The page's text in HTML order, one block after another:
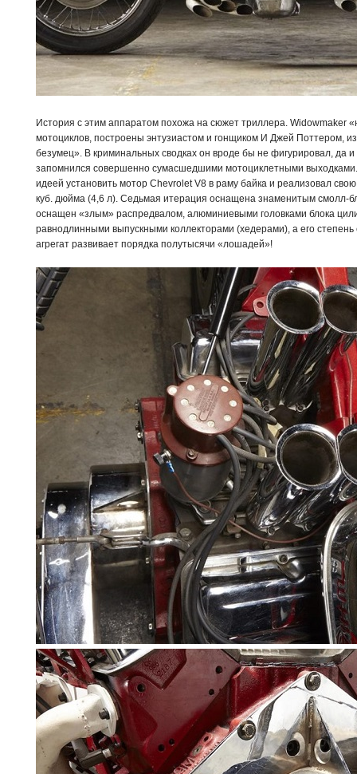
История с этим аппаратом похожа на сюжет триллера. Widowmaker
мотоциклов, построены энтузиастом и гонщиком И Джей Поттером,
безумец». В криминальных сводках он вроде бы не фигурировал, да
запомнился совершенно сумасшедшими мотоциклетными
идеей установить мотор Chevrolet V8 в раму байка и реализовал
куб. дюйма (4,6 л). Седьмая итерация оснащена знаменитым смолл-
оснащен «злым» распредвалом, алюминиевыми головками блока
равнодлинными выпускными коллекторами (хедерами), а его
агрегат развивает порядка полутысячи «лошадей»!